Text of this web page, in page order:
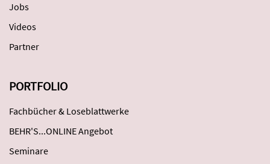
Jobs
Videos
Partner
PORTFOLIO
Fachbücher & Loseblattwerke
BEHR'S...ONLINE Angebot
Seminare